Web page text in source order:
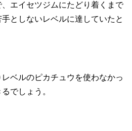
エイセツジムにたどり着くまで
としないレベルに達していたと
ベルのピカチュウを使わなかっ
でしょう。